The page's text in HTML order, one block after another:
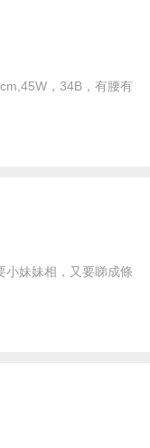
，34B，有腰有
小妹妹相，又要睇成條